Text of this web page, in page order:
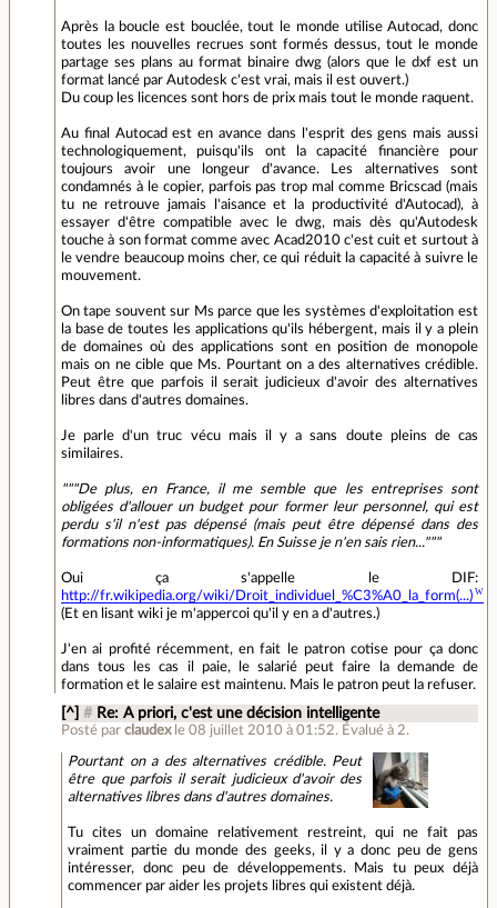
Après la boucle est bouclée, tout le monde utilise Autocad, donc
toutes les nouvelles recrues sont formés dessus, tout le monde
partage ses plans au format binaire dwg (alors que le dxf est un
format lancé par Autodesk c'est vrai, mais il est ouvert.)
Du coup les licences sont hors de prix mais tout le monde raquent.
Au final Autocad est en avance dans l'esprit des gens mais aussi
technologiquement, puisqu'ils ont la capacité financière pour
toujours avoir une longeur d'avance. Les alternatives sont
condamnés à le copier, parfois pas trop mal comme Bricscad (mais
tu ne retrouve jamais l'aisance et la productivité d'Autocad), à
essayer d'être compatible avec le dwg, mais dès qu'Autodesk
touche à son format comme avec Acad2010 c'est cuit et surtout à
le vendre beaucoup moins cher, ce qui réduit la capacité à suivre le
mouvement.
On tape souvent sur Ms parce que les systèmes d'exploitation est
la base de toutes les applications qu'ils hébergent, mais il y a plein
de domaines où des applications sont en position de monopole
mais on ne cible que Ms. Pourtant on a des alternatives crédible.
Peut être que parfois il serait judicieux d'avoir des alternatives
libres dans d'autres domaines.
Je parle d'un truc vécu mais il y a sans doute pleins de cas
similaires.
"""De plus, en France, il me semble que les entreprises sont
obligées d'allouer un budget pour former leur personnel, qui est
perdu s'il n'est pas dépensé (mais peut être dépensé dans des
formations non-informatiques). En Suisse je n'en sais rien..."""
Oui ça s'appelle le DIF:
http://fr.wikipedia.org/wiki/Droit_individuel_%C3%A0_la_form(...)
(Et en lisant wiki je m'appercoi qu'il y en a d'autres.)
J'en ai profité récemment, en fait le patron cotise pour ça donc
dans tous les cas il paie, le salarié peut faire la demande de
formation et le salaire est maintenu. Mais le patron peut la refuser.
[^] # Re: A priori, c'est une décision intelligente
Posté parclaudex le 08 juillet 2010 à 01:52. Évalué à 2.
Pourtant on a des alternatives crédible. Peut
être que parfois il serait judicieux d'avoir des
alternatives libres dans d'autres domaines.
Tu cites un domaine relativement restreint, qui ne fait pas
vraiment partie du monde des geeks, il y a donc peu de gens
intéresser, donc peu de développements. Mais tu peux déjà
commencer par aider les projets libres qui existent déjà.